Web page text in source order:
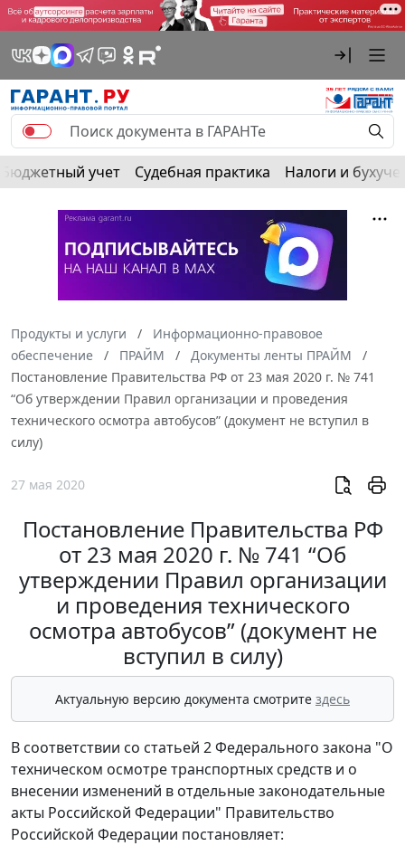
Бюджетный учет Судебная практика Налоги и
Продукты и услуги
Информационно-правовое
обеспечение
ПРАЙМ
Документы ленты ПРАЙМ
Постановление Правительства РФ от 23 мая 2020 г. № 741
“Об утверждении Правил организации и проведения
технического осмотра автобусов” (документ не вступил в
силу)
27 мая 2020
Постановление Правительства РФ
от 23 мая 2020 г. № 741 “Об
утверждении Правил организации
и проведения технического
осмотра автобусов” (документ не
вступил в силу)
Актуальную версию документа смотрите здесь
В соответствии со статьей 2 Федерального закона "О
техническом осмотре транспортных средств и о
внесении изменений в отдельные законодательные
акты Российской Федерации" Правительство
Российской Федерации постановляет: